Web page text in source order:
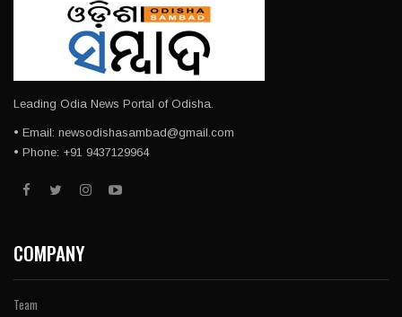
Leading Odia News Portal of Odisha.
• Email: newsodishasambad@gmail.com
• Phone: +91 9437129964
COMPANY
Team